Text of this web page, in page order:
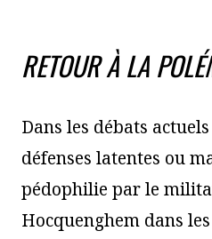
RETOUR À LA
Dans les débats
défenses latentes ou
pédophilie par le
Hocquenghem dans